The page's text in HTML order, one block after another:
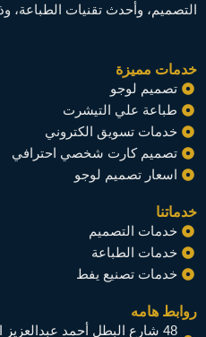
التصميم، وأحدث تقنيات الطباعة،
خدمات مميزة
تصميم لوجو
طباعة علي التيشرت
خدمات تسويق الكتروني
تصميم كارت شخصي احترافي
اسعار تصميم لوجو
خدماتنا
خدمات التصميم
خدمات الطباعة
خدمات تصنيع يفط
روابط هامه
48 شارع البطل أحمد